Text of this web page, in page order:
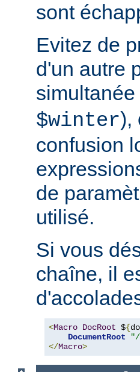
sont
Evitez de
d'un autre
$winter),
confusion
de
utilisé.
Si vous
chaîne, il
<Macro DocRoot ${
DocumentRoot
"/
</Macro>